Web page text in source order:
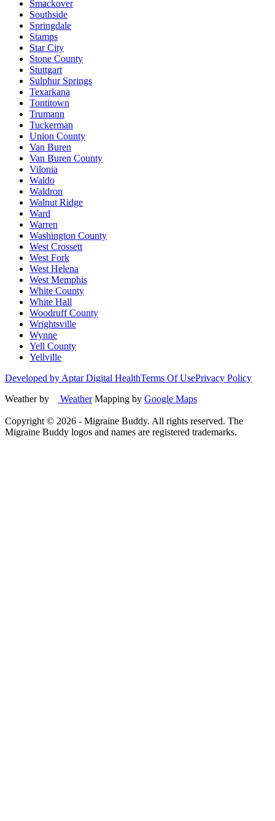
Smackover
Southside
Springdale
Stamps
Star City
Stone County
Stuttgart
Sulphur Springs
Texarkana
Tontitown
Trumann
Tuckerman
Union County
Van Buren
Van Buren County
Vilonia
Waldo
Waldron
Walnut Ridge
Ward
Warren
Washington County
West Crossett
West Fork
West Helena
West Memphis
White County
White Hall
Woodruff County
Wrightsville
Wynne
Yell County
Yellville
Developed by Aptar Digital HealthTerms Of UsePrivacy Policy
Weather by
WeatherMapping by Google Maps
Copyright © 2026 - Migraine Buddy. All rights reserved. The
Migraine Buddy logos and names are registered trademarks.